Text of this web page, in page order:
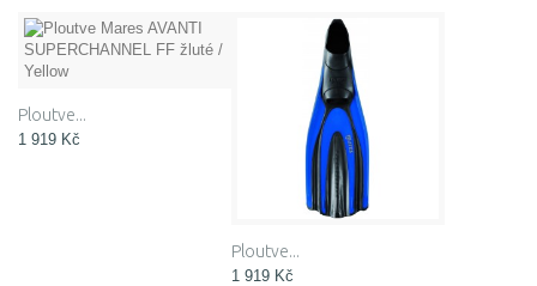
Ploutve...
1 919 Kč
Ploutve...
1 919 Kč